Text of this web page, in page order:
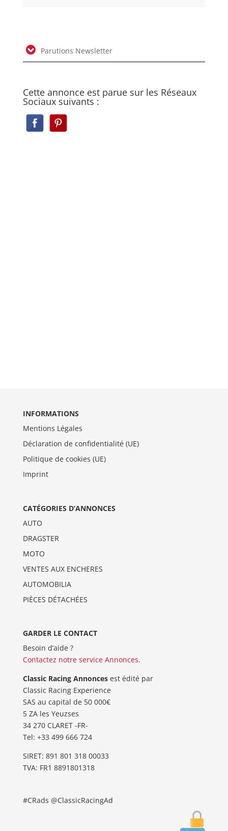
Parutions Newsletter
Cette annonce est parue sur les Réseaux
Sociaux suivants :
INFORMATIONS
Mentions Légales
Déclaration de confidentialité (UE)
Politique de cookies (UE)
Imprint
CATÉGORIES D’ANNONCES
AUTO
DRAGSTER
MOTO
VENTES AUX ENCHERES
AUTOMOBILIA
PIÈCES DÉTACHÉES
GARDER LE CONTACT
Besoin d’aide ?
Contactez notre service Annonces.
Classic Racing Annoncesest édité par
Classic Racing Experience
SAS au capital de 50 000€
5 ZA les Yeuzses
34 270 CLARET -FR-
Tel: ‭+33 499 666 724‬
SIRET: 891 801 318 00033
TVA: FR1 8891801318
#CRads @ClassicRacingAd